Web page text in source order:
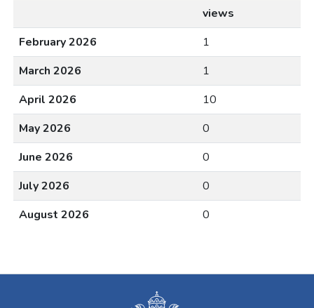
views
February 2026
1
March 2026
1
April 2026
10
May 2026
0
June 2026
0
July 2026
0
August 2026
0